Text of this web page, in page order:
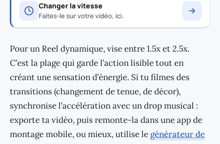
Changer la vitesse
Faites-le sur votre vidéo, ici.
Pour un Reel dynamique, vise entre 1.5x et 2.5x.
C’est la plage qui garde l’action lisible tout en
créant une sensation d’énergie. Si tu filmes des
transitions (changement de tenue, de décor),
synchronise l’accélération avec un drop musical :
exporte ta vidéo, puis remonte-la dans une app de
montage mobile, ou mieux, utilise le générateur de